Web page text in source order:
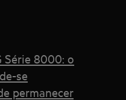
Série 8000: o
se
permanecer